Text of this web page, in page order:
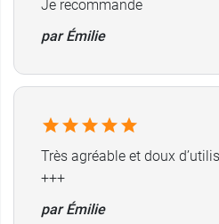
Je recommande
par Émilie
Très agréable et doux
+++
par Émilie